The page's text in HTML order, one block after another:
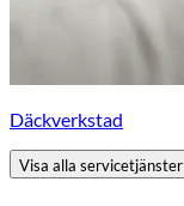
Däckverkstad
Visa alla servicetjänster